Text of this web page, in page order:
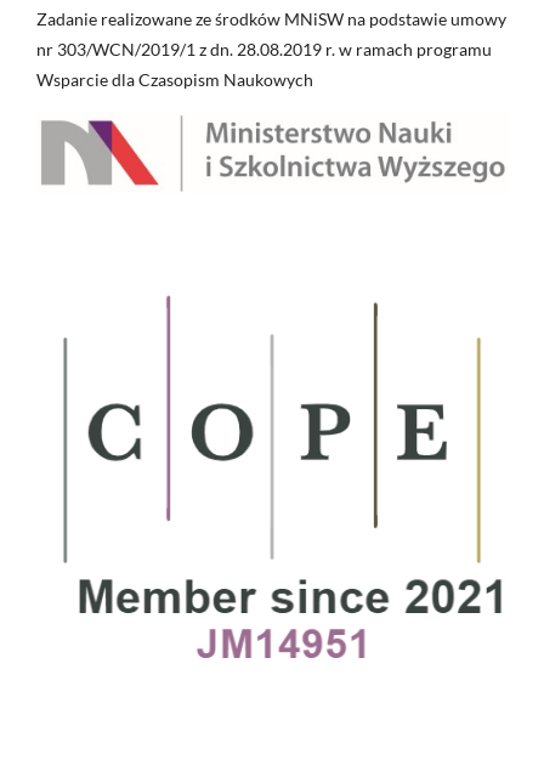
Zadanie realizowane ze środków MNiSW na podstawie umowy
nr 303/WCN/2019/1 z dn. 28.08.2019 r. w ramach programu
Wsparcie dla Czasopism Naukowych